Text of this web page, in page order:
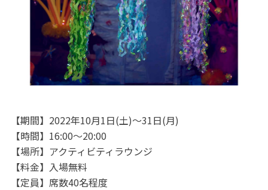
【期間】2022年10月1日(土)～31日(月)
【時間】16:00～20:00
【場所】アクティビティラウンジ
【料金】入場無料
【定員】席数40名程度